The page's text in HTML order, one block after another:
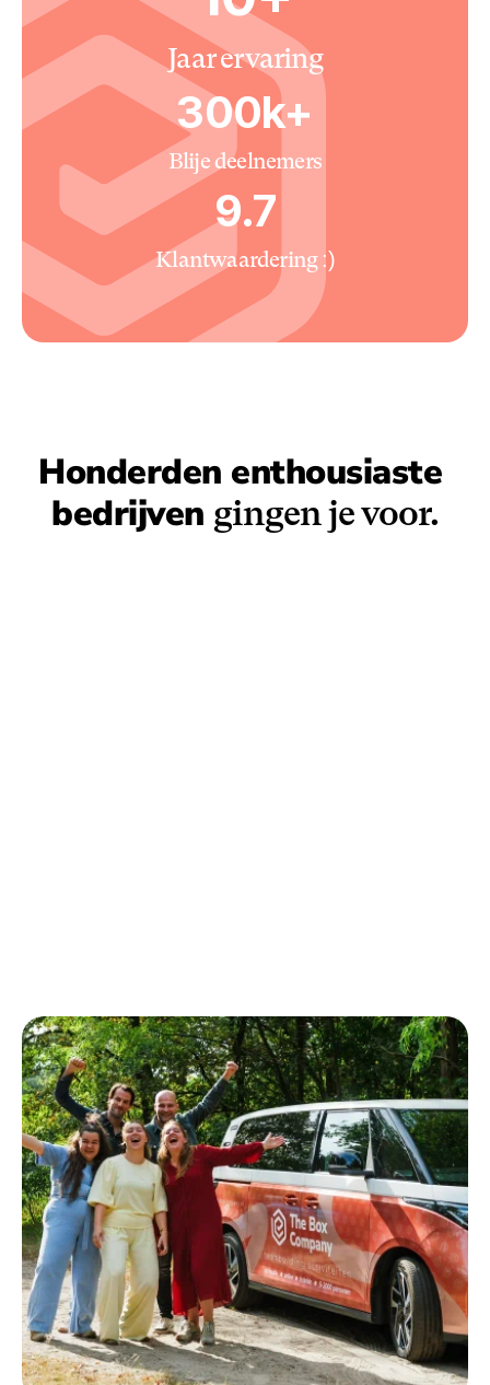
Jaar ervaring
300k+
Blije deelnemers
9.7
Klantwaardering :)
Honderden enthousiaste
bedrijven gingen je voor.